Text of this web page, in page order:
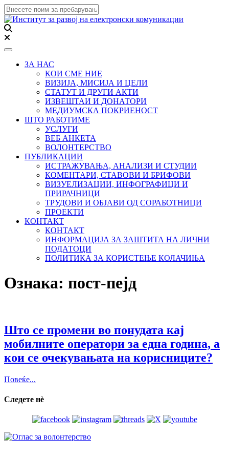
Toggle navigation
ЗА НАС
КОИ СМЕ НИЕ
ВИЗИЈА, МИСИЈА И ЦЕЛИ
СТАТУТ И ДРУГИ АКТИ
ИЗВЕШТАИ И ДОНАТОРИ
МЕДИУМСКА ПОКРИЕНОСТ
ШТО РАБОТИМЕ
УСЛУГИ
ВЕБ АНКЕТА
ВОЛОНТЕРСТВО
ПУБЛИКАЦИИ
ИСТРАЖУВАЊА, АНАЛИЗИ И СТУДИИ
КОМЕНТАРИ, СТАВОВИ И БРИФОВИ
ВИЗУЕЛИЗАЦИИ, ИНФОГРАФИЦИ И
ПРИРАЧНИЦИ
ТРУДОВИ И ОБЈАВИ ОД СОРАБОТНИЦИ
ПРОЕКТИ
КОНТАКТ
КОНТАКТ
ИНФОРМАЦИЈА ЗА ЗАШТИТА НА ЛИЧНИ
ПОДАТОЦИ
ПОЛИТИКА ЗА КОРИСТЕЊЕ КОЛАЧИЊА
Ознака: пост-пејд
Што се промени во понудата кај
мобилните оператори за една година, а
кои се очекувањата на корисниците?
Повеќе...
Следете нѐ